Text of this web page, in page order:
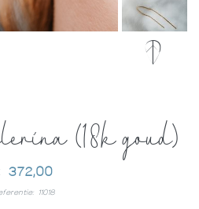
(18k goud)
372,00
11018